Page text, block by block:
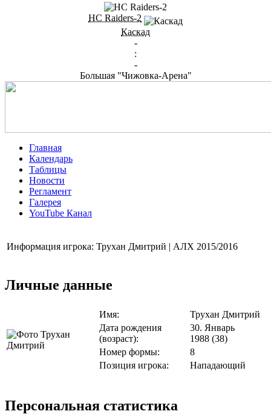
HC Raiders-2
Каскад
-
:
-
Большая "Чижовка-Арена"
Главная
Календарь
Таблицы
Новости
Регламент
Галерея
YouTube Канал
Информация игрока: Трухан Дмитрий | АЛХ 2015/2016
Личные данные
Имя:
Трухан Дмитрий
Дата рождения
(возраст):
30. Январь
1988 (38)
Номер формы:
8
Позиция игрока:
Нападающий
Персональная статистика